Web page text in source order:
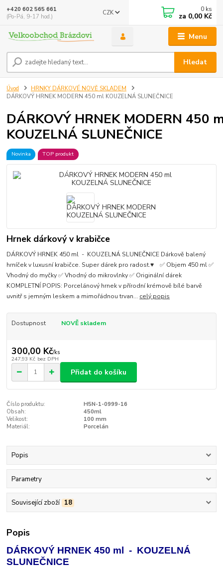
Menu
CZK
Hledat
+420 602 565 661
(Po-Pá, 9-17 hod.)
0 ks
za 0,00 Kč
Úvod
HRNKY DÁRKOVÉ NOVĚ SKLADEM
DÁRKOVÝ HRNEK MODERN 450 ml KOUZELNÁ SLUNEČNICE
DÁRKOVÝ HRNEK MODERN 450
KOUZELNÁ SLUNEČNICE
Novinka TOP produkt
Hrnek dárkový v krabičce
DÁRKOVÝ HRNEK 450 ml - KOUZELNÁ SLUNEČNICE Dárkově balený
hrníček v luxusní krabičce. Super dárek pro radost.♥ ✅ Objem 450 ml ✅
Vhodný do myčky ✅ Vhodný do mikrovlnky ✅ Originální dárek
KOMPLETNÍ POPIS: Porcelánový hrnek v přírodní krémově bílé barvě
uvnitř s jemným leskem a mimořádnou trvan... celý popis
Dostupnost NOVĚ skladem
300,00 Kč/ks
247,93 Kč bez DPH
Přidat do košíku
Číslo produktu:
H5N-1-0999-16
Obsah:
450ml
Velikost:
100 mm
Materiál:
Porcelán
Popis
Parametry
Související zboží 18
Popis
DÁRKOVÝ HRNEK 450 ml - KOUZELNÁ
SLUNEČNICE